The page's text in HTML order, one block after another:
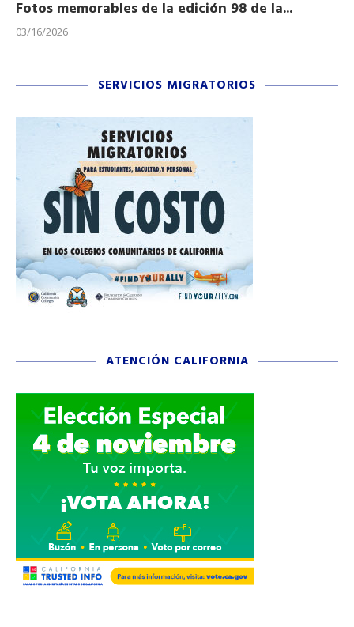
Fotos memorables de la edición 98 de la...
03/16/2026
SERVICIOS MIGRATORIOS
ATENCIÓN CALIFORNIA